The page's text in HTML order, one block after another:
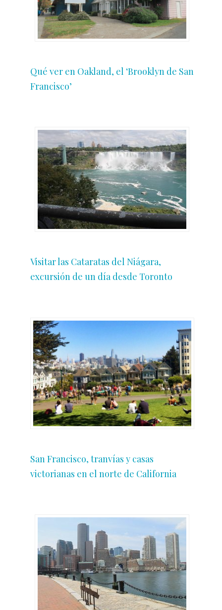
Qué ver en Oakland, el ‘Brooklyn de San
Francisco’
Visitar las Cataratas del Niágara,
excursión de un día desde Toronto
San Francisco, tranvías y casas
victorianas en el norte de California